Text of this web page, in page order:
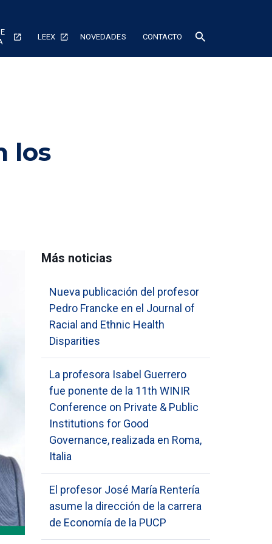
LEEX NOVEDADES CONTACTO search
los
Más noticias
Nueva publicación del profesor
Pedro Francke en el Journal of
Racial and Ethnic Health
Disparities
La profesora Isabel Guerrero
fue ponente de la 11th WINIR
Conference on Private & Public
Institutions for Good
Governance, realizada en Roma,
Italia
El profesor José María Rentería
asume la dirección de la carrera
de Economía de la PUCP